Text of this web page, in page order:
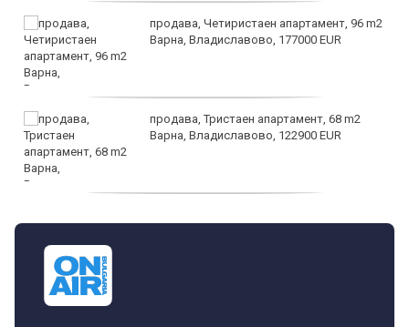
продава, Четиристаен апартамент, 96 m2
Варна, Владиславово, 177000 EUR
продава, Тристаен апартамент, 68 m2
Варна, Владиславово, 122900 EUR